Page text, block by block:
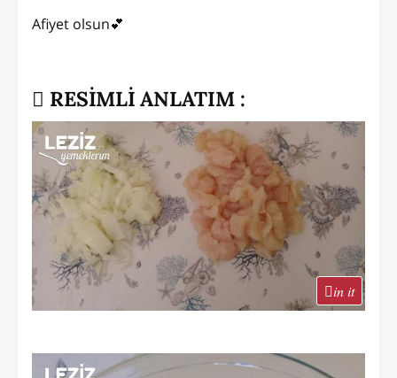
Afiyet olsun💕
RESİMLİ ANLATIM :
in it